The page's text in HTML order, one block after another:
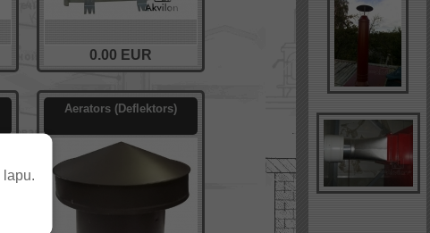
0.00 EUR
Aerators (Deflektors)
lapu.